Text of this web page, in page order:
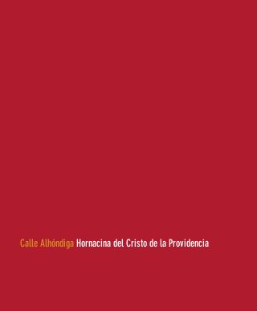
Calle Alhóndiga Hornacina del Cristo de la Providencia